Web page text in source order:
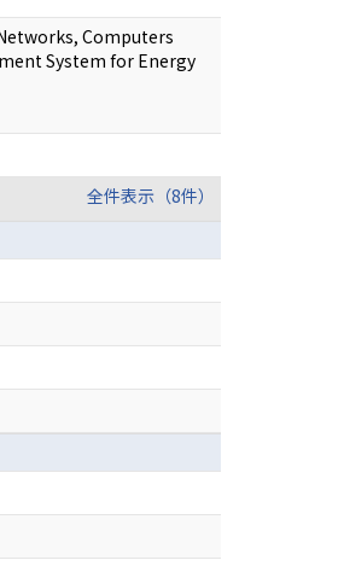
Computers
System for Energy
全件表示（8件）